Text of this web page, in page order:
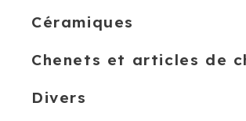
Céramiques
Chenets et articles de
Divers